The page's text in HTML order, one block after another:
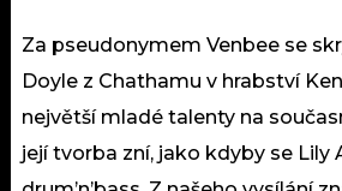
Za pseudonymem Venbee se
Doyle z Chathamu v hrabství
největší mladé talenty na
její tvorba zní, jako kdyby se Lily